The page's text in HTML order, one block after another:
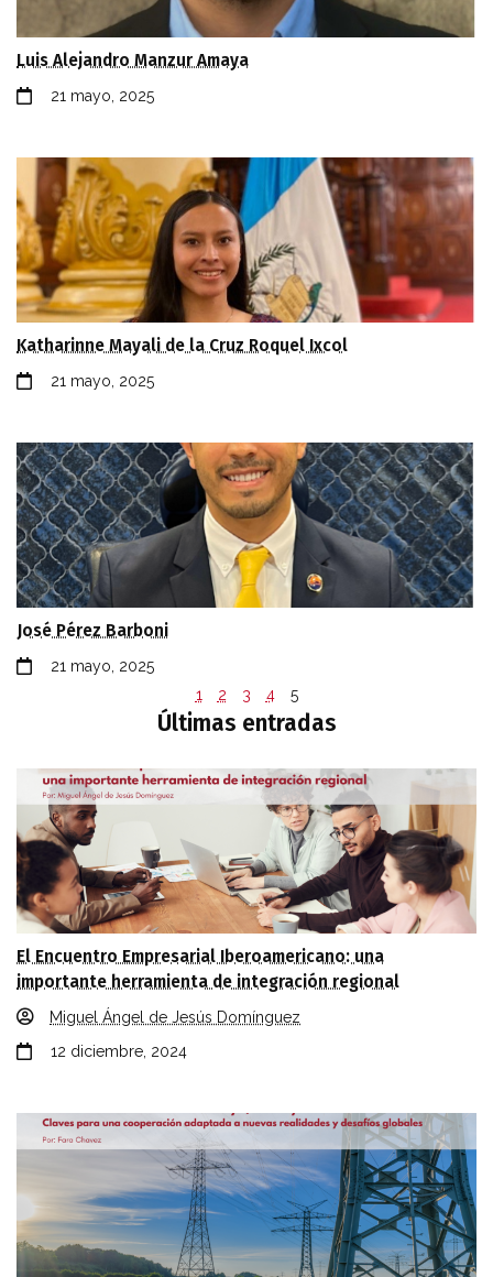
Luis Alejandro Manzur Amaya
21 mayo, 2025
Katharinne Mayali de la Cruz Roquel Ixcol
21 mayo, 2025
José Pérez Barboni
21 mayo, 2025
1
2 3 4 5
Últimas entradas
El Encuentro Empresarial Iberoamericano: una
importante herramienta de integración regional
Miguel Ángel de Jesús Domínguez
12 diciembre, 2024